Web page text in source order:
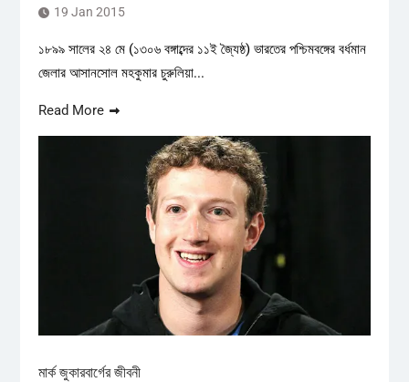
19 Jan 2015
১৮৯৯ সালের ২৪ মে (১৩০৬ বঙ্গাব্দের ১১ই জ্যৈষ্ঠ) ভারতের পশ্চিমবঙ্গের বর্ধমান
জেলার আসানসোল মহকুমার চুরুলিয়া...
Read More
মার্ক জুকারবার্গের জীবনী